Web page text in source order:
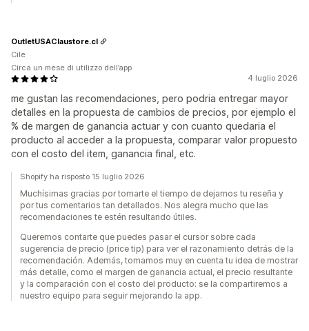
4 luglio 2026
me gustan las recomendaciones, pero podria entregar mayor
detalles en la propuesta de cambios de precios, por ejemplo el
% de margen de ganancia actuar y con cuanto quedaria el
producto al acceder a la propuesta, comparar valor propuesto
con el costo del item, ganancia final, etc.
OutletUSAClaustore.cl
Cile
Circa un mese di utilizzo dell’app
Shopify ha risposto 15 luglio 2026
Muchísimas gracias por tomarte el tiempo de dejarnos tu reseña y
por tus comentarios tan detallados. Nos alegra mucho que las
recomendaciones te estén resultando útiles.
Queremos contarte que puedes pasar el cursor sobre cada
sugerencia de precio (price tip) para ver el razonamiento detrás de la
recomendación. Además, tomamos muy en cuenta tu idea de mostrar
más detalle, como el margen de ganancia actual, el precio resultante
y la comparación con el costo del producto: se la compartiremos a
nuestro equipo para seguir mejorando la app.